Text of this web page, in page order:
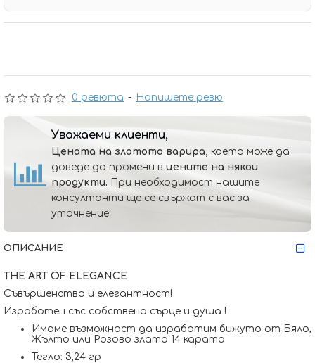
0 ревюта - Напишете ревю
Уважаеми клиенти,
Цената на златото варира, което може да
доведе до промени в цените на някои
продукти. При необходимост нашите
консултанти ще се свържат с вас за
уточнение.
ОПИСАНИЕ
THE ART OF ELEGANCE
Съвършенство и елегантност!
Изработен със собствено сърце и душа !
Имаме възможност да изработим бижуто от Бяло,
Жълто или Розово злато 14 карата
Тегло: 3,24 гр